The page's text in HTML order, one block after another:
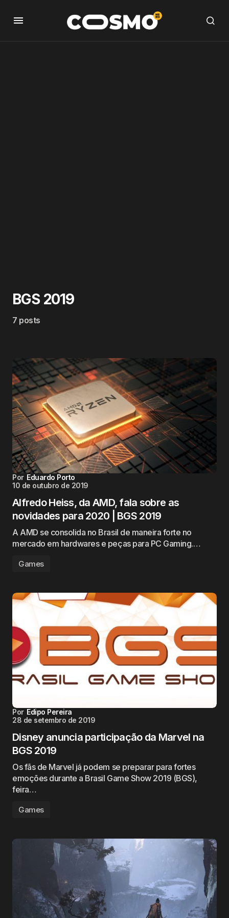
BGS 2019
7 posts
Por Eduardo Porto
10 de outubro de 2019
Alfredo Heiss, da AMD, fala sobre as
novidades para 2020 | BGS 2019
A AMD se consolida no Brasil de maneira forte no
mercado em hardwares e peças para PC Gaming.…
Games
Por Edipo Pereira
28 de setembro de 2019
Disney anuncia participação da Marvel na
BGS 2019
Os fãs de Marvel já podem se preparar para fortes
emoções durante a Brasil Game Show 2019 (BGS),
feira…
Games